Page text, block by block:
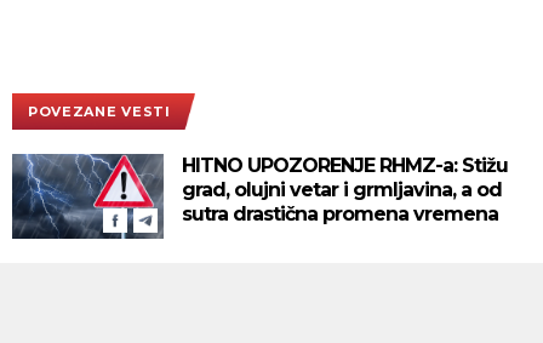
POVEZANE VESTI
HITNO UPOZORENJE RHMZ-a: Stižu
grad, olujni vetar i grmljavina, a od
sutra drastična promena vremena